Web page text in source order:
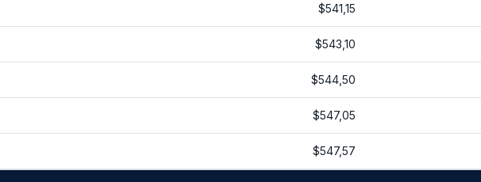
$541,15
$543,10
$544,50
$547,05
$547,57